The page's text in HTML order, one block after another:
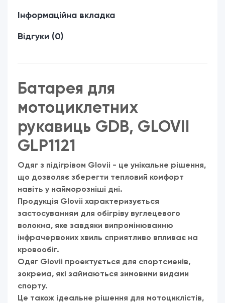
Інформаційна вкладка
Відгуки (0)
Батарея для
мотоциклетних
рукавиць GDB, GLOVII
GLP1121
Одяг з підігрівом Glovii - це унікальне рішення,
що дозволяє зберегти тепловий комфорт
навіть у найморозніші дні.
Продукція Glovii характеризується
застосуванням для обігріву вуглецевого
волокна, яке завдяки випромінюванню
інфрачервоних хвиль сприятливо впливає на
кровообіг.
Одяг Glovii проектується для спортсменів,
зокрема, які займаються зимовими видами
спорту.
Це також ідеальне рішення для мотоциклістів,